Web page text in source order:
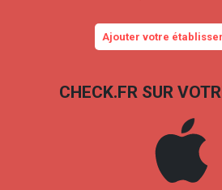
Ajouter votre
CHECK.FR SUR